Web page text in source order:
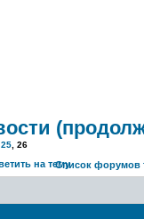
25 26
Список форумов